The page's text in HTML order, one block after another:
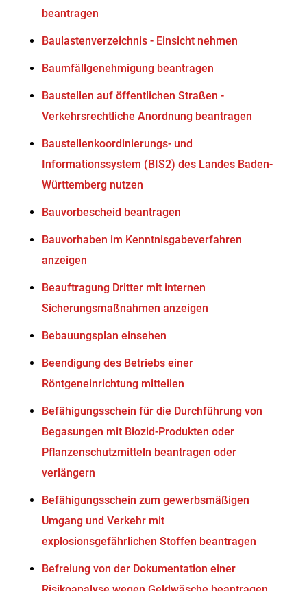
beantragen
Baulastenverzeichnis - Einsicht nehmen
Baumfällgenehmigung beantragen
Baustellen auf öffentlichen Straßen -
Verkehrsrechtliche Anordnung beantragen
Baustellenkoordinierungs- und
Informationssystem (BIS2) des Landes Baden-
Württemberg nutzen
Bauvorbescheid beantragen
Bauvorhaben im Kenntnisgabeverfahren
anzeigen
Beauftragung Dritter mit internen
Sicherungsmaßnahmen anzeigen
Bebauungsplan einsehen
Beendigung des Betriebs einer
Röntgeneinrichtung mitteilen
Befähigungsschein für die Durchführung von
Begasungen mit Biozid-Produkten oder
Pflanzenschutzmitteln beantragen oder
verlängern
Befähigungsschein zum gewerbsmäßigen
Umgang und Verkehr mit
explosionsgefährlichen Stoffen beantragen
Befreiung von der Dokumentation einer